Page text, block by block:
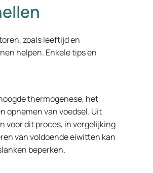
zoals leeftijd en
helpen. Enkele tips en
thermogenese, het
opnemen van voedsel. Uit
voor dit proces, in vergelijking
van voldoende eiwitten kan
beperken.